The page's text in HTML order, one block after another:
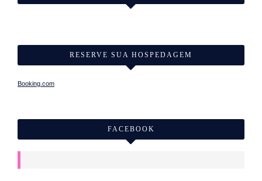
RESERVE SUA HOSPEDAGEM
Booking.com
FACEBOOK